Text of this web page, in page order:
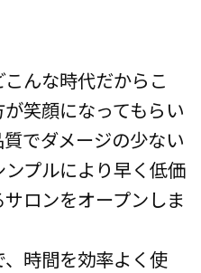
んな時代だからこ
笑顔になってもらい
でダメージの少ない
プルにより早く低価
ロンをオープンしま
時間を効率よく使